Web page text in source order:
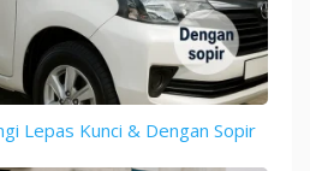
Lepas Kunci & Dengan Sopir